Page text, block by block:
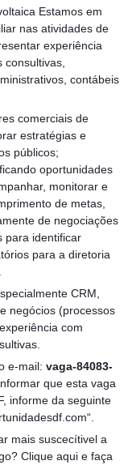
Estamos em
nas atividades de
experiência
contábeis
comerciais de
estratégias e
públicos;
oportunidades
monitorar e
de metas,
de negociações
para identificar
para a diretoria
CRM,
negócios (processos
com
e-mail: vaga-84083-
que esta vaga
informe da seguinte
mais suscecítivel a
Clique aqui e faça